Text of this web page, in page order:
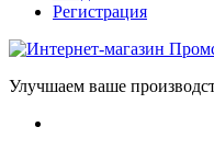
Регистрация
Улучшаем ваше